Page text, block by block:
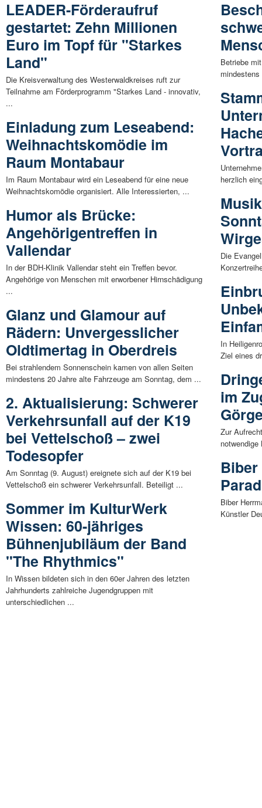
LEADER-Förderaufruf
gestartet: Zehn Millionen
Euro im Topf für "Starkes
Land"
Die Kreisverwaltung des Westerwaldkreises ruft zur
Teilnahme am Förderprogramm "Starkes Land - innovativ,
...
Einladung zum Leseabend:
Weihnachtskomödie im
Raum Montabaur
Im Raum Montabaur wird ein Leseabend für eine neue
Weihnachtskomödie organisiert. Alle Interessierten, ...
Humor als Brücke:
Angehörigentreffen in
Vallendar
In der BDH-Klinik Vallendar steht ein Treffen bevor.
Angehörige von Menschen mit erworbener Hirnschädigung
...
Glanz und Glamour auf
Rädern: Unvergesslicher
Oldtimertag in Oberdreis
Bei strahlendem Sonnenschein kamen von allen Seiten
mindestens 20 Jahre alte Fahrzeuge am Sonntag, dem ...
2. Aktualisierung: Schwerer
Verkehrsunfall auf der K19
bei Vettelschoß – zwei
Todesopfer
Am Sonntag (9. August) ereignete sich auf der K19 bei
Vettelschoß ein schwerer Verkehrsunfall. Beteiligt ...
Sommer im KulturWerk
Wissen: 60-jähriges
Bühnenjubiläum der Band
"The Rhythmics"
In Wissen bildeten sich in den 60er Jahren des letzten
Jahrhunderts zahlreiche Jugendgruppen mit
unterschiedlichen ...
Betriebe
herzlich
Die
In
Ziel eines
im
Zur
Biber
Künstler